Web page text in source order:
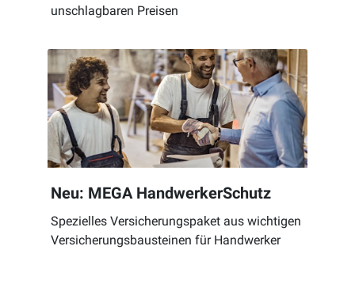
unschlagbaren Preisen
Neu: MEGA HandwerkerSchutz
Spezielles Versicherungspaket aus wichtigen
Versicherungsbausteinen für Handwerker